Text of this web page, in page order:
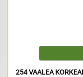
254 VAALEA